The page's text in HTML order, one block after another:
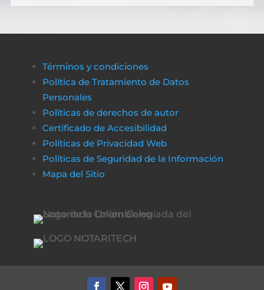
Términos y condiciones
Política de Tratamiento de Datos
Personales
Políticas de derechos de autor
Certificado de Accesibilidad
Políticas de Privacidad Web
Políticas de Seguridad de la Información
Mapa del Sitio